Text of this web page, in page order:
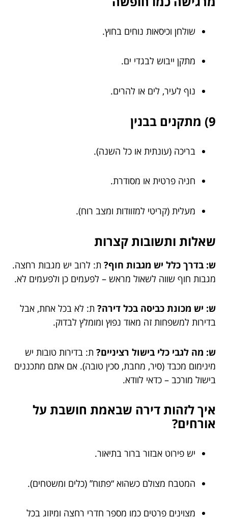
שולחן וכיסאות נוחים בחוץ.
מתקן ייבוש לבגדי ים.
נוף לעיר, לים או להרים.
9) מתקנים בבנין
בריכה (עונתית או כל השנה).
חניה פרטית או מסודרת.
מעלית (קריטי למזוודות ומצב רוח).
שאלות ותשובות קצרות
ש: בדרך כלל יש מגבות חוף? ת: לרוב יש מגבות רחצה.
מגבות חוף שווה לשאול מראש – לפעמים כן ולפעמים לא.
ש: יש מכונת כביסה בכל דירה? ת: לא בכל אחת, אבל
בדירות למשפחות זה מאוד נפוץ ומומלץ לבדוק.
ש: מה לגבי כלי בישול רציניים? ת: בדירות טובות יש
מינימום מכבד (סיר, מחבת, סכין טובה). אם אתם מתכננים
בישול מורכב – כדאי לוודא.
איך לזהות דירה שבאמת חושבת על
אורחים?
יש פירוט אבזור ברור בתיאור.
המטבח מצולם כשהוא “פתוח” (כלים ומשטחים).
מצוינים פרטים כמו מספר חדרי רחצה ומיזוג בכל